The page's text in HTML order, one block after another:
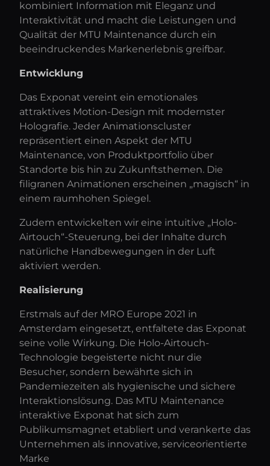
kombiniert Information mit Eleganz und
Interaktivität und macht die Leistungen und
Qualität der MTU Maintenance durch ein
beeindruckendes Markenerlebnis greifbar.
Entwicklung
Das Exponat vereint ein emotionales
attraktives Motion-Design mit modernster
Holografie. Jeder Animationscluster
repräsentiert einen Aspekt der MTU
Maintenance, von Produktportfolio über
Standorte bis hin zu Zukunftsthemen. Die
filigranen Animationen erscheinen „magisch“ in
einem raumhohen Spiegel.
Zudem entwickelten wir eine intuitive „Holo-
Airtouch“-Steuerung, bei der Inhalte durch
natürliche Handbewegungen in der Luft
aktiviert werden.
Realisierung
Erstmals auf der MRO Europe 2021 in
Amsterdam eingesetzt, entfaltete das Exponat
seine volle Wirkung. Die Holo-Airtouch-
Technologie begeisterte nicht nur die
Besucher, sondern bewährte sich in
Pandemiezeiten als hygienische und sichere
Interaktionslösung. Das MTU Maintenance
interaktive Exponat hat sich zum
Publikumsmagnet etabliert und verankerte das
Unternehmen als innovative, serviceorientierte
Marke